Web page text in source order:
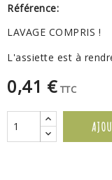
Référence:
LAVAGE COMPRIS !
L'assiette est à
0,41 € TTC